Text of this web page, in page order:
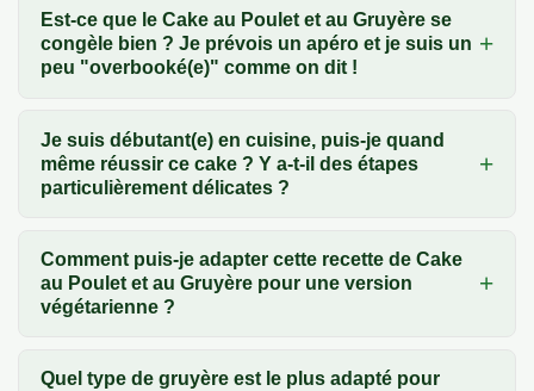
Est-ce que le Cake au Poulet et au Gruyère se
congèle bien ? Je prévois un apéro et je suis un
peu "overbooké(e)" comme on dit !
Je suis débutant(e) en cuisine, puis-je quand
même réussir ce cake ? Y a-t-il des étapes
particulièrement délicates ?
Comment puis-je adapter cette recette de Cake
au Poulet et au Gruyère pour une version
végétarienne ?
Quel type de gruyère est le plus adapté pour